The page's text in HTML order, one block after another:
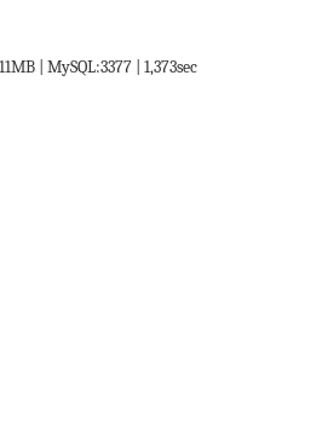
| MySQL:3377 | 1,373sec